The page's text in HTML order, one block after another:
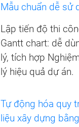
Mẫu chuẩn dễ sử
Lập tiến độ thi
Gantt chart: dễ
lý, tích hợp
lý hiệu quả dự án.
Tự động hóa quy
liệu xây dựng